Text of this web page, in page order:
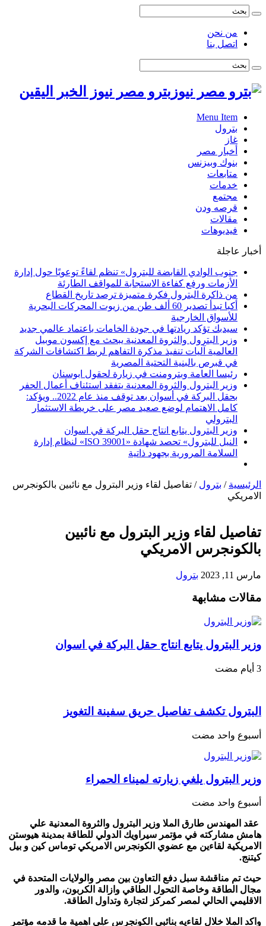
من نحن
اتصل بنا
بترو مصر نيوز الخبر اليقين
Menu Item
بترول
غاز
أخبار مصر
بنوك وبيزنس
متابعات
خدمات
مجتمع
قرصه ودن
مقالات
فيديوهات
أخبار عاجلة
جنوب الوادي القابضة للبترول» تنظم لقاءً توعويًا حول إدارة
الأزمات ورفع كفاءة الاستجابة للمواقف الطارئة
من ذاكرة البترول فكرة متميزة ترصد تاريخ القطاع
أكبا تبدأ تصدير 60 ألف طن من زيوت المحركات البحرية
للأسواق الخارجية
سيدبك تؤكد ريادتها في جودة الخامات باعتماد عالمي جديد
وزير البترول والثروة المعدنية يبحث مع إكسون موبيل
العالمية آليات تنفيذ مذكرة التفاهم لربط اكتشافات الشركة
في قبرص بالبنية التحتية المصرية
رئيسا العامة وبترومنت في زيارة لحقول ابوسنان
وزير البترول والثروة المعدنية يتفقد استئناف أعمال الحفر
بحقل البركة في أسوان بعد توقف منذ عام 2022.. ويؤكد:
كامل الاهتمام لوضع صعيد مصر على خريطة الاستثمار
البترولي
وزير البترول يتابع انتاج حقل البركة في اسوان
النيل للبترول» تحصد شهادة «ISO 39001» لنظام إدارة
السلامة المرورية بجهود ذاتية
الرئيسية / بترول / تفاصيل لقاء وزير البترول مع نائبين بالكونجرس
الامريكي
تفاصيل لقاء وزير البترول مع نائبين
بالكونجرس الامريكي
مارس 11, 2023 بترول
مقالات مشابهة
وزير البترول يتابع انتاج حقل البركة في اسوان
البترول تكشف تفاصيل حريق سفينة التغويز
‏أسبوع واحد مضت
وزير البترول يلغي زيارته لميناء الحمراء
‏أسبوع واحد مضت
عقد المهندس طارق الملا وزير البترول والثروة المعدنية علي
هامش مشاركته في مؤتمر سيراويك الدولي للطاقة بمدينة هيوستن
الامريكية لقاءين مع عضوي الكونجرس الامريكي توماس كين و بيل
كيتنج.
حيث تم مناقشة سبل دفع التعاون بين مصر والولايات المتحدة في
مجال الطاقة وخاصة التحول الطاقي وازالة الكربون، والدور
الاقليمي الحالي لمصر كمركز لتجارة وتداول الطاقة.
واكد الملا خلال لقاءيه بنائبي الكونجرس علي اهمية ما قدمه مؤتمر